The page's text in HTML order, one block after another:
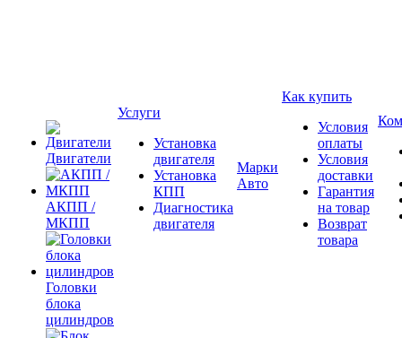
Двигатели
АКПП /
МКПП
Головки
блока
цилиндров
Услуги
Установка
двигателя
Установка
КПП
Диагностика
двигателя
Марки
Авто
Как купить
Условия
оплаты
Условия
доставки
Гарантия
на товар
Возврат
товара